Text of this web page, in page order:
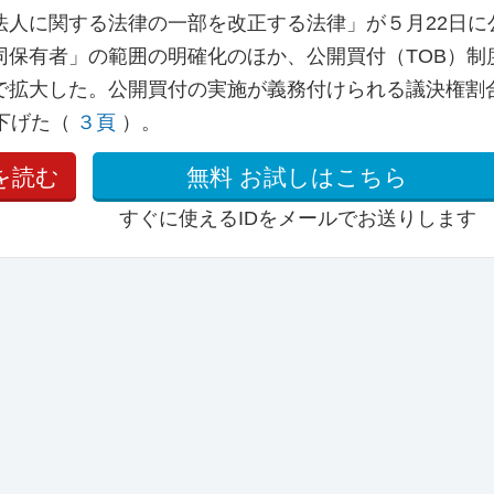
に関する法律の一部を改正する法律」が５月22日に
有者」の範囲の明確化のほか、公開買付（TOB）制
大した。公開買付の実施が義務付けられる議決権割
げた（ ３頁 ）。
読む 無料 お試しはこちら
すぐに使えるIDをメールでお送りします